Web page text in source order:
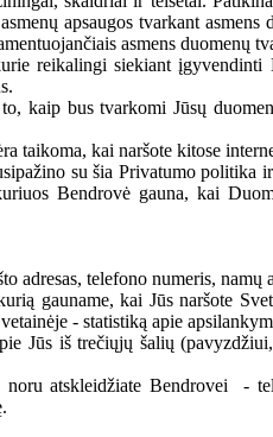
apsaugos tvarkant
asmens duomenų
reikalingi siekiant
kaip bus tvarkomi Jūsų
taikoma, kai naršote kitose
su šia Privatumo
Bendrovė gauna, kai
adresas, telefono numeris,
gauname, kai Jūs naršote
- statistiką apie
Jūs iš trečiųjų šalių
atskleidžiate Bendrovei -